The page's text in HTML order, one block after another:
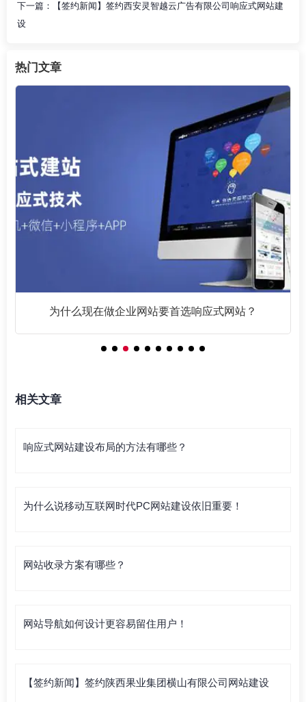
下一篇：
【签约新闻】签约西安灵智越云广告有限公司响应式网站建
设
热门文章
为什么现在做企业网站要首选响应式网站？
相关文章
响应式网站建设布局的方法有哪些？
为什么说移动互联网时代PC网站建设依旧重要！
网站收录方案有哪些？
网站导航如何设计更容易留住用户！
【签约新闻】签约陕西果业集团横山有限公司网站建设